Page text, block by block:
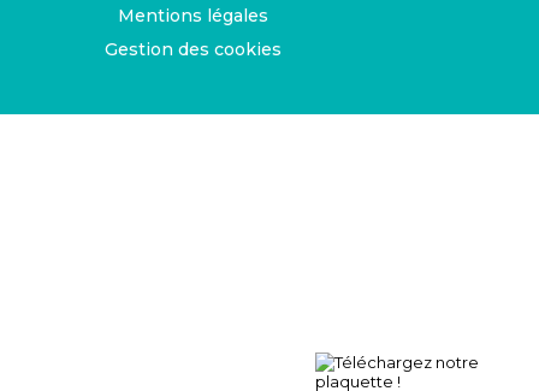
Mentions légales
Gestion des cookies